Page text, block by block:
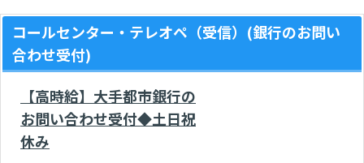
コールセンター・テレオペ（受信）(銀行のお問い
合わせ受付)
【高時給】大手都市銀行の
お問い合わせ受付◆土日祝
休み